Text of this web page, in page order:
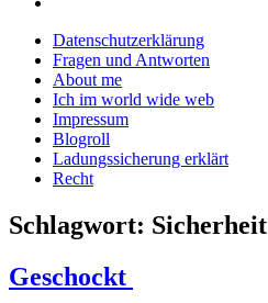
Facebook
anzeigen
Twitter
anzeigen
auf
Instagram
anzeigen
Main
menu
Skip
content
Datenschutzerklärung
Fragen und Antworten
About me
Ich im world wide web
Impressum
Blogroll
Ladungssicherung erklärt
Recht
Schlagwort: Sicherheit
Geschockt